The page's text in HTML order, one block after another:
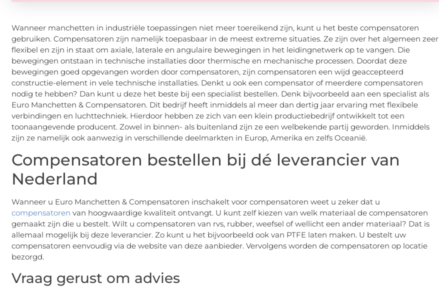
Wanneer manchetten in industriële toepassingen niet meer toereikend zijn, kunt u het beste compensatoren
gebruiken. Compensatoren zijn namelijk toepasbaar in de meest extreme situaties. Ze zijn over het algemeen zeer
flexibel en zijn in staat om axiale, laterale en angulaire bewegingen in het leidingnetwerk op te vangen. Die
bewegingen ontstaan in technische installaties door thermische en mechanische processen. Doordat deze
bewegingen goed opgevangen worden door compensatoren, zijn compensatoren een wijd geaccepteerd
constructie-element in vele technische installaties. Denkt u ook een compensator of meerdere compensatoren
nodig te hebben? Dan kunt u deze het beste bij een specialist bestellen. Denk bijvoorbeeld aan een specialist als
Euro Manchetten & Compensatoren. Dit bedrijf heeft inmiddels al meer dan dertig jaar ervaring met flexibele
verbindingen en luchttechniek. Hierdoor hebben ze zich van een klein productiebedrijf ontwikkelt tot een
toonaangevende producent. Zowel in binnen- als buitenland zijn ze een welbekende partij geworden. Inmiddels
zijn ze namelijk ook aanwezig in verschillende deelmarkten in Europ, Amerika en zelfs Oceanië.
Compensatoren bestellen bij dé leverancier van
Nederland
Wanneer u Euro Manchetten & Compensatoren inschakelt voor compensatoren weet u zeker dat u
compensatoren van hoogwaardige kwaliteit ontvangt. U kunt zelf kiezen van welk materiaal de compensatoren
gemaakt zijn die u bestelt. Wilt u compensatoren van rvs, rubber, weefsel of wellicht een ander materiaal? Dat is
allemaal mogelijk bij deze leverancier. Zo kunt u het bijvoorbeeld ook van PTFE laten maken. U bestelt uw
compensatoren eenvoudig via de website van deze aanbieder. Vervolgens worden de compensatoren op locatie
bezorgd.
Vraag gerust om advies